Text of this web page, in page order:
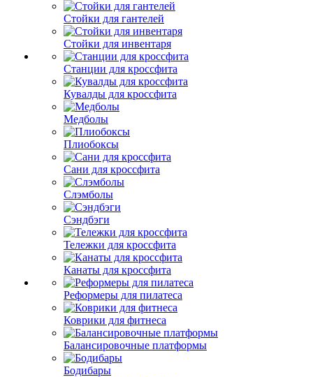
Стойки для гантелей
Стойки для инвентаря
Станции для кроссфита
Кувалды для кроссфита
Медболы
Плиобоксы
Сани для кроссфита
Слэмболы
Сэндбэги
Тележки для кроссфита
Канаты для кроссфита
Реформеры для пилатеса
Коврики для фитнеса
Балансировочные платформы
Бодибары